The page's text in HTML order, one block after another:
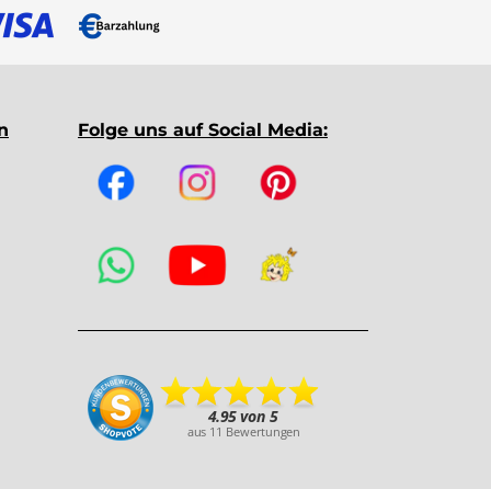
Folge uns auf Social Media: